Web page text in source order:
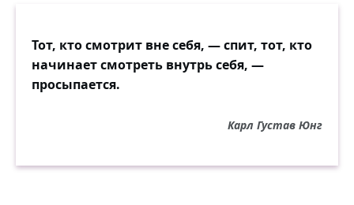
Тот, кто смотрит вне себя, — спит, тот, кто
начинает смотреть внутрь себя, —
просыпается.
Карл Густав Юнг